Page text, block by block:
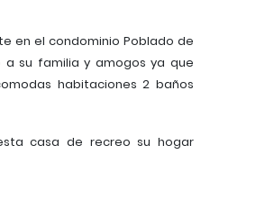
en el condominio Poblado de
a su familia y amogos ya que
habitaciones 2 baños
casa de recreo su hogar